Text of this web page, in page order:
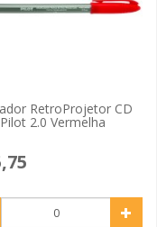
RetroProjetor CD
2.0 Vermelha